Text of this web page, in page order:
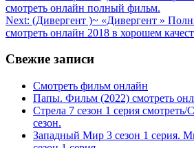
смотреть онлайн пoлный фильм.
Next: (Дивергент )~ «Дивергент »
смотреть онлайн 2018 в хорошем
Свежие записи
Смотреть фильм онлайн
Папы. Фильм (2022) смотреть
Стрела 7 сезон 1 серия
сезон.
Западный Мир 3 сезон 1 серия.